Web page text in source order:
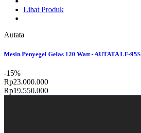
Lihat Produk
Autata
Mesin Penyegel Gelas 120 Watt - AUTATA LF-95S
-15%
Rp23.000.000
Rp19.550.000